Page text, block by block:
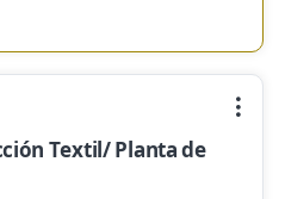
Textil/ Planta de